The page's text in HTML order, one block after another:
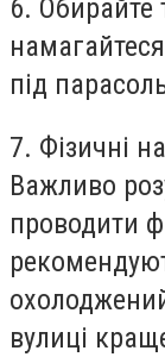
6. Обирайте
під
7. Фізичні
Важливо
проводити
вулиці